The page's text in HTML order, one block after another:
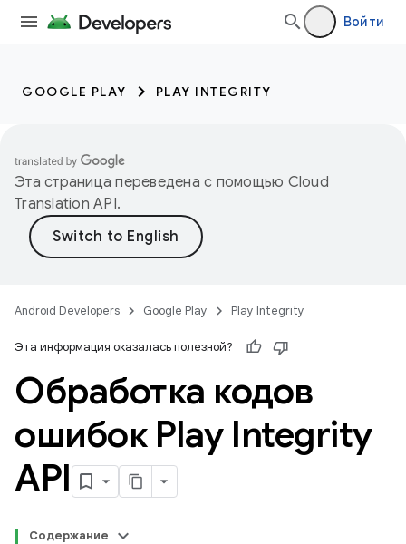
Войти
GOOGLE PLAY PLAY INTEGRITY
Эта страница переведена с помощью Cloud
Translation API.
Android Developers Google Play Play Integrity
Эта информация оказалась полезной?
Обработка кодов
ошибок Play Integrity
API
Содержание